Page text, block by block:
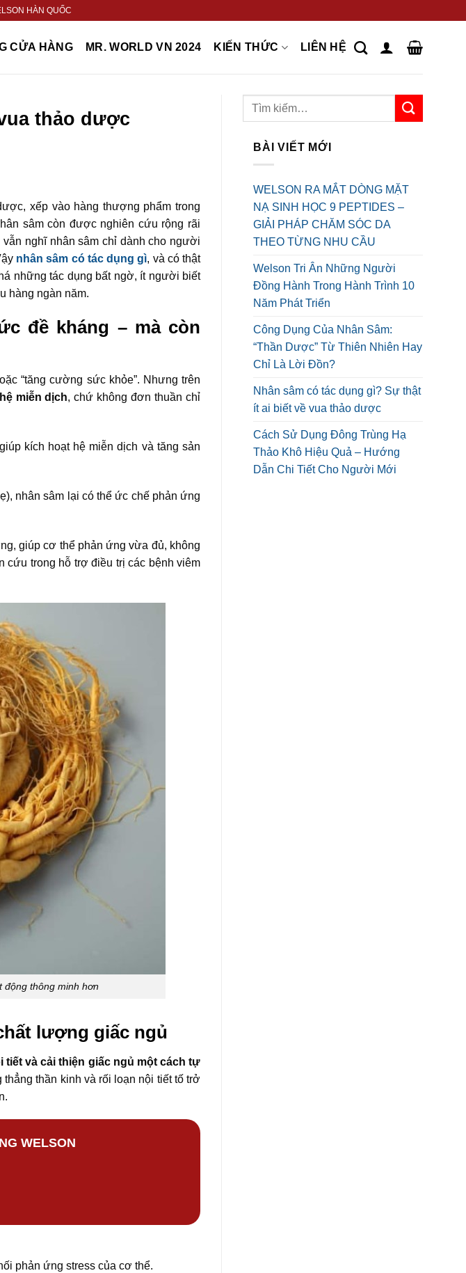
HÀN QUỐC
CỬA HÀNG MR. WORLD VN 2024 KIẾN THỨC LIÊN HỆ
thảo dược
xếp vào hàng thượng phẩm trong
sâm còn được nghiên cứu rộng rãi
nghĩ nhân sâm chỉ dành cho người
nhân sâm có tác dụng gì, và có thật
những tác dụng bất ngờ, ít người biết
hàng ngàn năm.
đề kháng – mà còn
“tăng cường sức khỏe”. Nhưng trên
miễn dịch, chứ không đơn thuần chỉ
kích hoạt hệ miễn dịch và tăng sản
nhân sâm lại có thể ức chế phản ứng
giúp cơ thể phản ứng vừa đủ, không
cứu trong hỗ trợ điều trị các bệnh viêm
động thông minh hơn
lượng giấc ngủ
tiết và cải thiện giấc ngủ một cách tự
thần kinh và rối loạn nội tiết tố trở
WELSON
phản ứng stress của cơ thể.
BÀI VIẾT MỚI
WELSON RA MẮT DÒNG MẶT
NẠ SINH HỌC 9 PEPTIDES –
GIẢI PHÁP CHĂM SÓC DA
THEO TỪNG NHU CẦU
Welson Tri Ân Những Người
Đồng Hành Trong Hành Trình 10
Năm Phát Triển
Công Dụng Của Nhân Sâm:
“Thần Dược” Từ Thiên Nhiên Hay
Chỉ Là Lời Đồn?
Nhân sâm có tác dụng gì? Sự thật
ít ai biết về vua thảo dược
Cách Sử Dụng Đông Trùng Hạ
Thảo Khô Hiệu Quả – Hướng
Dẫn Chi Tiết Cho Người Mới